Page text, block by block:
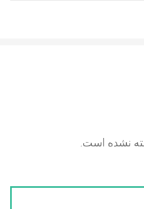
نشده است.